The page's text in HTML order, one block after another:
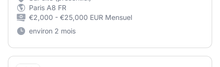
Paris A8 FR
€2,000 - €25,000 EUR Mensuel
environ 2 mois